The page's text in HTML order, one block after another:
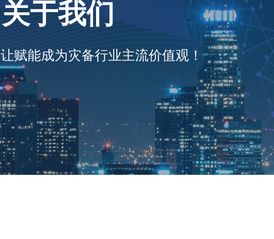
让赋能成为灾备行业主流价值观！
关于我们